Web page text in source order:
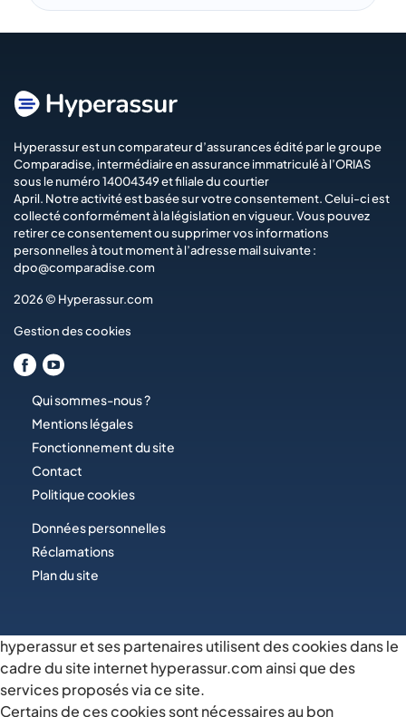
Hyperassur est un comparateur d’assurances édité par le groupe
Comparadise, intermédiaire en assurance immatriculé à l’ORIAS
sous le numéro 14004349 et filiale du courtier
April. Notre activité est basée sur votre consentement. Celui-ci est
collecté conformément à la législation en vigueur. Vous pouvez
retirer ce consentement ou supprimer vos informations
personnelles à tout moment à l’adresse mail suivante :
dpo@comparadise.com
2026 © Hyperassur.com
Gestion des cookies
Qui sommes-nous ?
Mentions légales
Fonctionnement du site
Contact
Politique cookies
Données personnelles
Réclamations
Plan du site
hyperassur et ses partenaires utilisent des cookies dans le
cadre du site internet hyperassur.com ainsi que des
services proposés via ce site.
Certains de ces cookies sont nécessaires au bon